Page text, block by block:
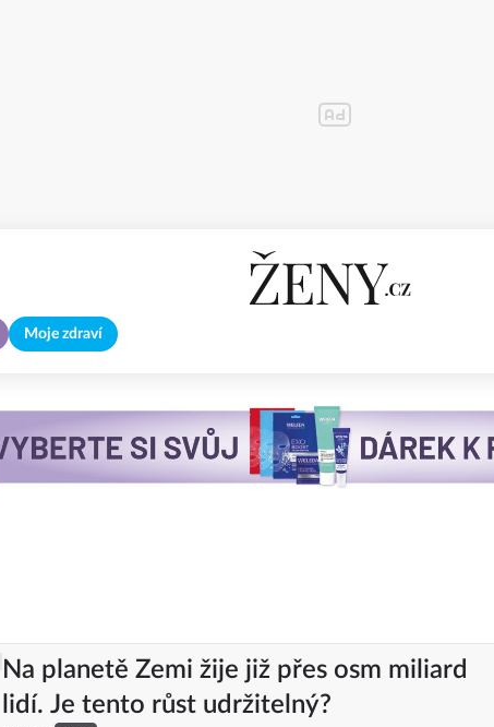
Moje zdraví
Na planetě Zemi žije již přes osm miliard
lidí. Je tento růst udržitelný?